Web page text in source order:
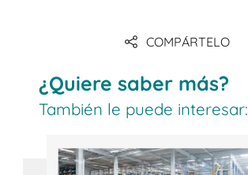
COMPÁRTELO
¿Quiere saber más?
También le puede interesar: